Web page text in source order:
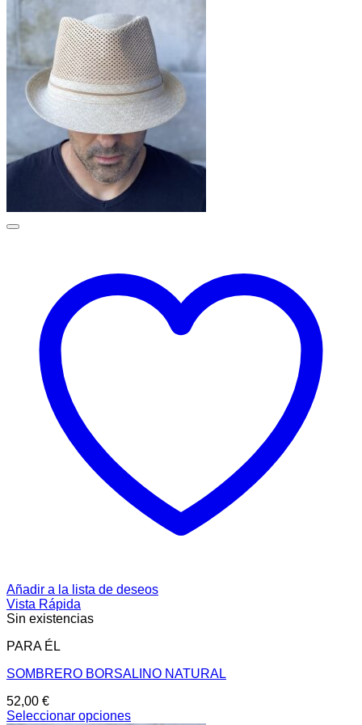
Añadir a la lista de deseos
Vista Rápida
Sin existencias
PARA ÉL
SOMBRERO BORSALINO NATURAL
52,00 €
Seleccionar opciones